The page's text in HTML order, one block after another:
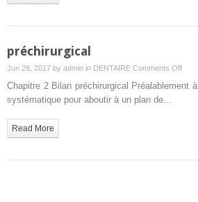
préchirurgical
Jun 28, 2017 by admin in DENTAIRE Comments Offon
Chapitre 2 Bilan préchirurgical Préalablement
systématique pour aboutir à un plan de…
Read More